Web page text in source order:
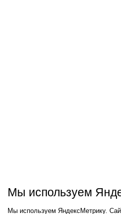
Мы используем
Мы используем ЯндексМетрику.